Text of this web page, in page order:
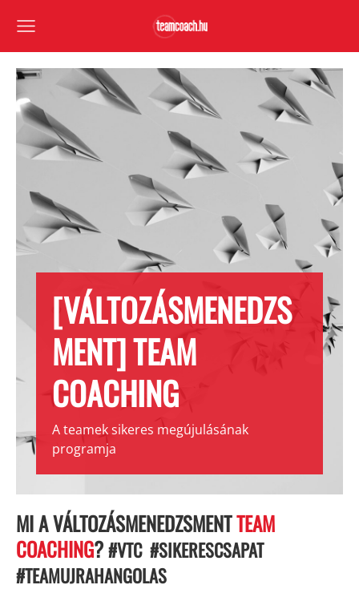
[VÁLTOZÁSMENEDZS
MENT] TEAM
COACHING
A teamek sikeres megújulásának
programja
MI A VÁLTOZÁSMENEDZSMENTTEAM
COACHING?#VTC #SIKERESCSAPAT
#TEAMUJRAHANGOLAS